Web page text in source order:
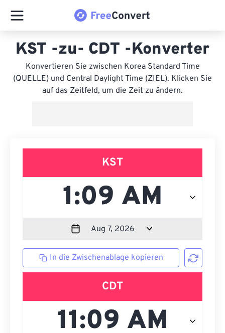
KST -zu- CDT -Konverter
Konvertieren Sie zwischen Korea Standard Time
(QUELLE) und Central Daylight Time (ZIEL). Klicken Sie
auf das Zeitfeld, um die Zeit zu ändern.
KST
In die Zwischenablage kopieren
CDT